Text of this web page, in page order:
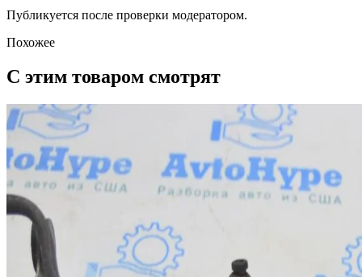
Публикуется после проверки модератором.
Похожее
С этим товаром смотрят